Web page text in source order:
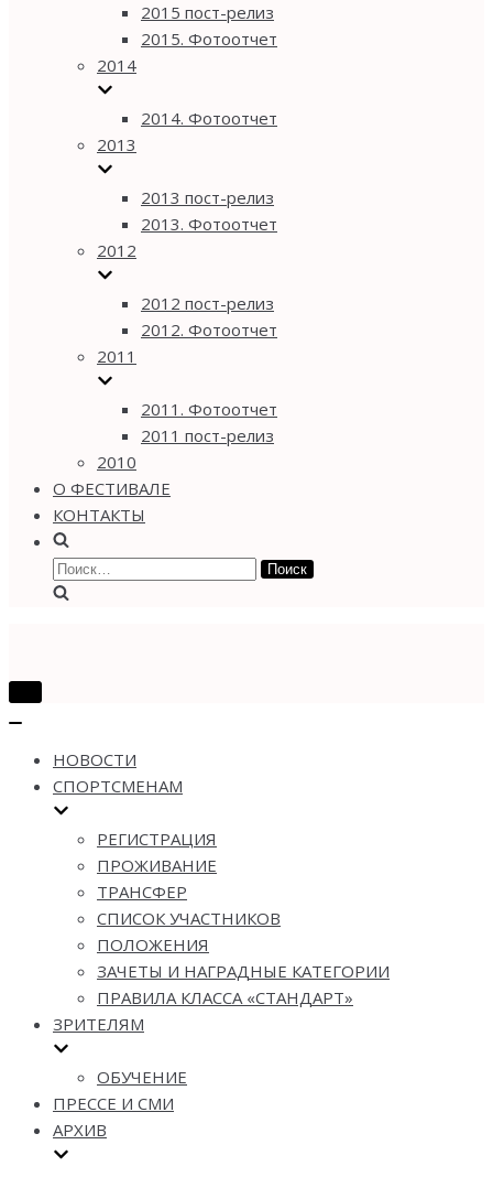
2015 пост-релиз
2015. Фотоотчет
2014
2014. Фотоотчет
2013
2013 пост-релиз
2013. Фотоотчет
2012
2012 пост-релиз
2012. Фотоотчет
2011
2011. Фотоотчет
2011 пост-релиз
2010
О ФЕСТИВАЛЕ
КОНТАКТЫ
Найти:
Показать/
навигациюНОВОСТИ
СПОРТСМЕНАМ
РЕГИСТРАЦИЯ
ПРОЖИВАНИЕ
ТРАНСФЕР
СПИСОК УЧАСТНИКОВ
ПОЛОЖЕНИЯ
ЗАЧЕТЫ И НАГРАДНЫЕ КАТЕГОРИИ
ПРАВИЛА КЛАССА «СТАНДАРТ»
ЗРИТЕЛЯМ
ОБУЧЕНИЕ
ПРЕССЕ И СМИ
АРХИВ